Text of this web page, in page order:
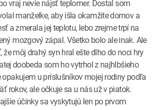
vraj nevie nájsť teplomer. Dostal som
manželke, aby išla okamžite domov a
a zmerala jej teplotu, lebo zrejme trpí na
mozgový zápal. Všetko bolo ale inak. Ale
že môj drahý syn hral ešte dlho do noci hry
doobeda som ho vytrhol z najhlbšieho
u príslušníkov mojej rodiny podľa
rokov, ale očkuje sa u nás už v piatok.
účinky sa vyskytujú len po prvom